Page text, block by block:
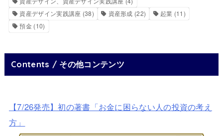
資産デザイン実践講座 (38) 資産形成 (22) 起業 (11)
預金 (10)
Contents / その他コンテンツ
【7/26発売】初の著書「お金に困らない人の投資の考え
方」